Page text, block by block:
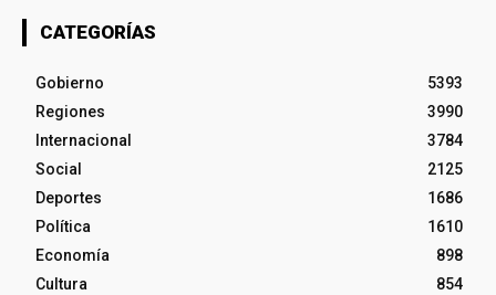
CATEGORÍAS
Gobierno
5393
Regiones
3990
Internacional
3784
Social
2125
Deportes
1686
Política
1610
Economía
898
Cultura
854